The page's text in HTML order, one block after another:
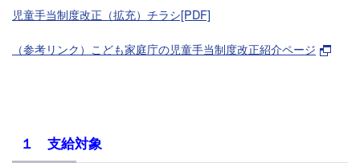
児童手当制度改正（拡充）チラシ[PDF]
（参考リンク）こども家庭庁の児童手当制度改正紹介ページ
１ 支給対象